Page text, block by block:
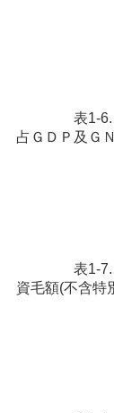
表1-6. 各
占ＧＤＰ及Ｇ
表1-7. 中
資毛額(不含特